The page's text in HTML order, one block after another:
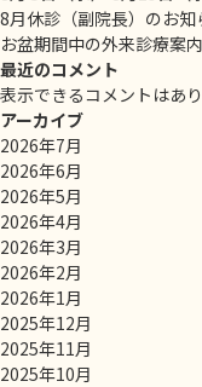
8月休診（副院長）のお知
お盆期間中の外来診療案内
最近のコメント
表示できるコメントはあり
アーカイブ
2026年7月
2026年6月
2026年5月
2026年4月
2026年3月
2026年2月
2026年1月
2025年12月
2025年11月
2025年10月